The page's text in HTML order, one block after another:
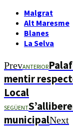
Malgrat
Alt Maresme
Blanes
La Selva
PrevANTERIOR
mentir
Local
SEGÜENT
municipalNext